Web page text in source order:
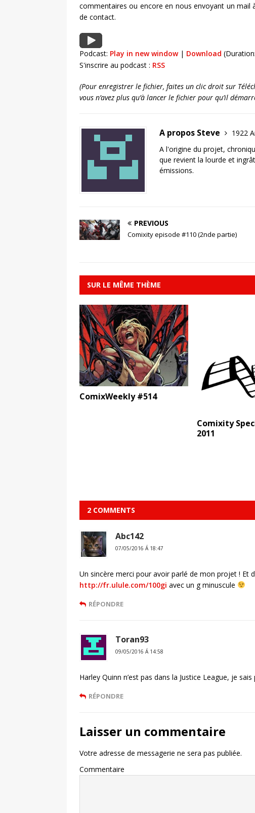
commentaires ou encore en nous envoyant un mail
de contact.
Podcast: Play in new window| Download
S'inscrire au podcast : RSS
(Pour enregistrer le fichier, faites un clic droit sur
vous n’avez plus qu’à lancer le fichier pour qu’il
A propos Steve
1922
A l'origine du projet,
que revient la lourde et
émissions.
PREVIOUS
Comixity episode #110 (2nde partie)
SUR LE MÊME THÈME
ComixWeekly #514
Comixity
2011
2 COMMENTS
Abc142
07/05/2016 Á 18:47
Un sincère merci pour avoir parlé de mon projet ! Et
http://fr.ulule.com/100gi avec un g minuscule
RÉPONDRE
Toran93
09/05/2016 Á 14:58
Harley Quinn n’est pas dans la Justice League, je
RÉPONDRE
Laisser un commentaire
Votre adresse de messagerie ne sera pas publiée.
Commentaire